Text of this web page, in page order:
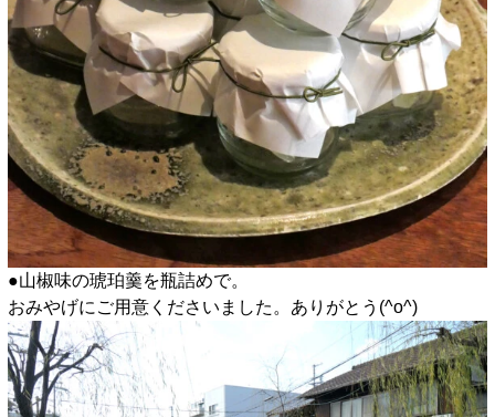
●山椒味の琥珀羹を瓶詰めで。
おみやげにご用意くださいました。ありがとう(^o^)